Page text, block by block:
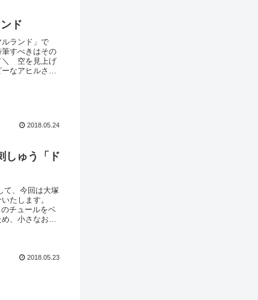
ド
ランド」で
すべきはその
＼ 空を見上げ
なアヒルさ
2018.05.24
しゅう「ド
て、今回は大塚
たします。
チュールをベ
、小さなお人
2018.05.23